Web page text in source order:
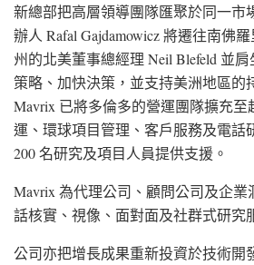
新總部把高層領導團隊匯聚於同一市
辦人 Rafal Gajdamowicz 將遷往南佛
州的北美董事總經理 Neil Blefeld 並
策略、加快決策，並支持美洲地區的
Mavrix 已將多倫多的營運團隊擴充至
運、環球項目管理、客戶服務及電話
200 名研究及項目人員提供支援。
Mavrix 為代理公司、顧問公司及企
話核實、視像、面對面及社群式研究
公司亦把增長成果重新投資於技術開